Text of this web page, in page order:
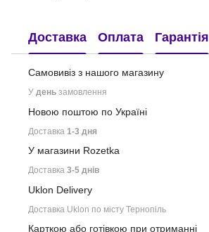
Доставка Оплата Гарантія
Самовивіз з нашого магазину
У день замовлення
Новою поштою по Україні
Доставка 1-3 дня
У магазини Rozetka
Доставка 3-5 днів
Uklon Delivery
Доставка Uklon по місту Тернопіль
Карткою або готівкою при отриманні